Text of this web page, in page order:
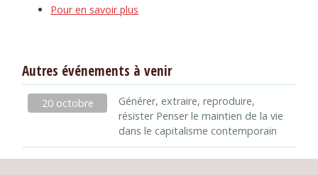
Pour en savoir plus
Autres événements à venir
20 octobre
Générer, extraire, reproduire,
résister Penser le maintien de la vie
dans le capitalisme contemporain